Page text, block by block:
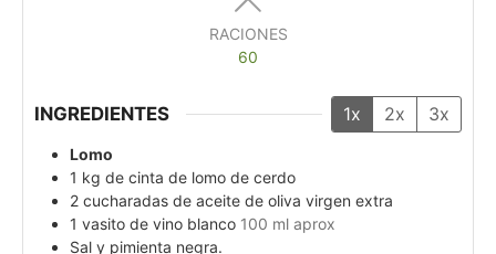
RACIONES
60
INGREDIENTES 1x 2x 3x
Lomo
1 kg de cinta de lomo de cerdo
2 cucharadas de aceite de oliva virgen extra
1 vasito de vino blanco 100 ml aprox
Sal y pimienta negra.